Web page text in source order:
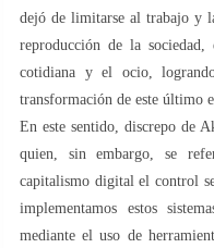
dejó de limitarse al trabajo y
reproducción de la
cotidiana y el ocio,
transformación de este último
En este sentido, discrepo de
quien, sin embargo, se
capitalismo digital el control
implementamos estos
mediante el uso de